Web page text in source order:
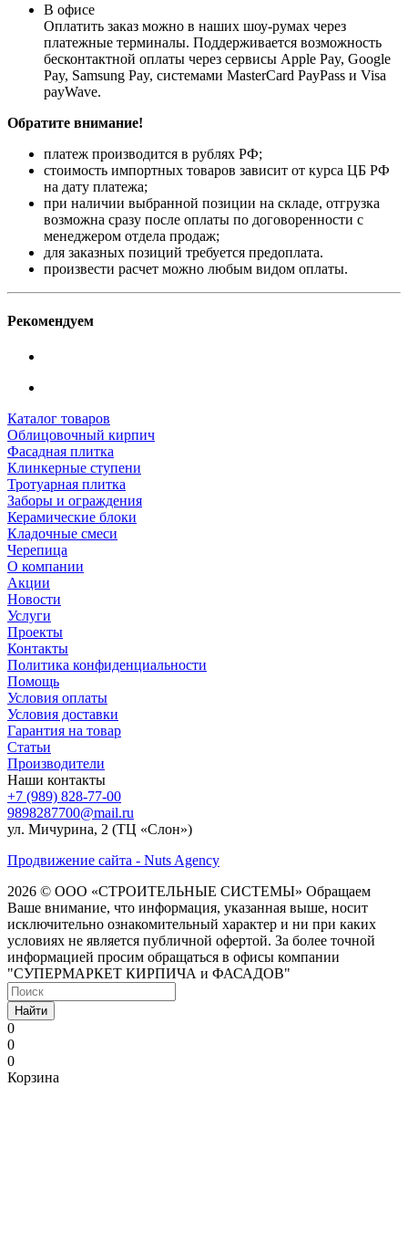
В офисе
Оплатить заказ можно в наших шоу-румах через
платежные терминалы. Поддерживается возможность
бесконтактной оплаты через сервисы Apple Pay, Google
Pay, Samsung Pay, системами MasterCard PayPass и Visa
payWave.
Обратите внимание!
платеж производится в рублях РФ;
стоимость импортных товаров зависит от курса ЦБ РФ
на дату платежа;
при наличии выбранной позиции на складе, отгрузка
возможна сразу после оплаты по договоренности с
менеджером отдела продаж;
для заказных позиций требуется предоплата.
произвести расчет можно любым видом оплаты.
Рекомендуем
Каталог товаров
Облицовочный кирпич
Фасадная плитка
Клинкерные ступени
Тротуарная плитка
Заборы и ограждения
Керамические блоки
Кладочные смеси
Черепица
О компании
Акции
Новости
Услуги
Проекты
Контакты
Политика конфиденциальности
Помощь
Условия оплаты
Условия доставки
Гарантия на товар
Статьи
Производители
Наши контакты
+7 (989) 828-77-00
9898287700@mail.ru
ул. Мичурина, 2 (ТЦ «Слон»)
Продвижение сайта - Nuts Agency
2026 © ООО «СТРОИТЕЛЬНЫЕ СИСТЕМЫ» Обращаем
Ваше внимание, что информация, указанная выше, носит
исключительно ознакомительный характер и ни при каких
условиях не является публичной офертой. За более точной
информацией просим обращаться в офисы компании
"СУПЕРМАРКЕТ КИРПИЧА и ФАСАДОВ"
Найти
0
0
0
Корзина